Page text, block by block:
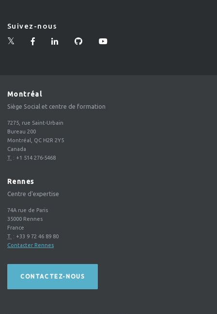
Suivez-nous
Montréal
Siège Social et centre de formation
7275, rue Saint-Urbain
Bureau 200
Montréal, QC H2R 2Y5
Canada
T. : +1 514 276-5468
Rennes
Centre d'expertise
74A rue de Paris
35000 Rennes
France
T. : +33 9 72 46 89 80
Contacter Rennes
CONTACTEZ-NOUS